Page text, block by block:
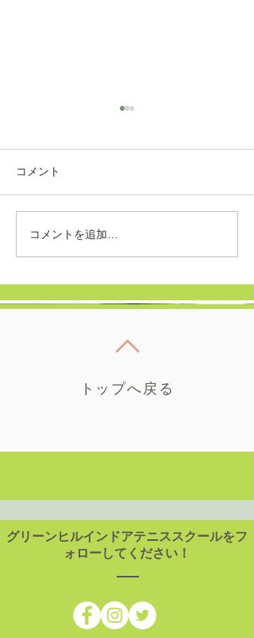
秋季県大会
コメント
コメントを追加…
トップへ戻る
グリーンヒルインドアテニススクールをフ
ォローしてください！